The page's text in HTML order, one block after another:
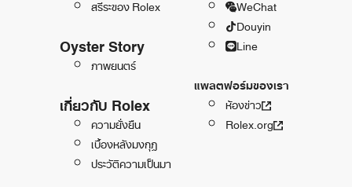
สรีระของ Rolex
Oyster Story
ภาพยนตร์
เกี่ยวกับ Rolex
ความยั่งยืน
เบื้องหลังมงกุฎ
ประวัติความเป็นมา
WeChat
Douyin
Line
แพลตฟอร์มของเรา
ห้องข่าว
Rolex.org